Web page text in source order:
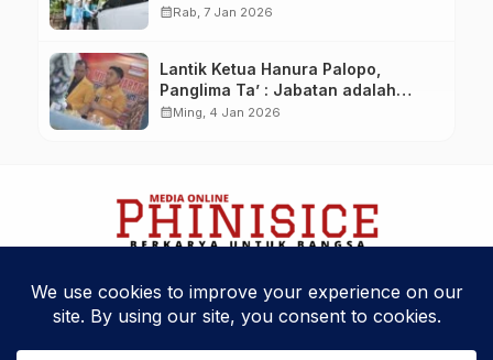
di Tahun 2025
calendar_monthRab, 7 Jan 2026
Lantik Ketua Hanura Palopo,
Panglima Ta’ : Jabatan adalah
amanah siap dipertanggung
calendar_monthMing, 4 Jan 2026
Kebijakan PrivasiKode EtikDisclaimer